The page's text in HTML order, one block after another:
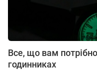
Все, що вам
годинниках